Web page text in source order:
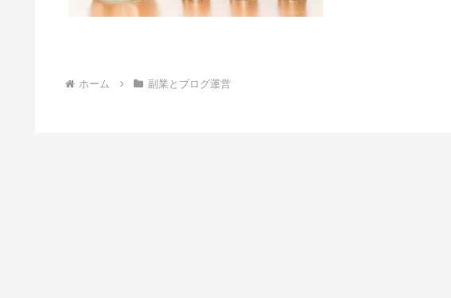
ホーム 副業とブログ運営